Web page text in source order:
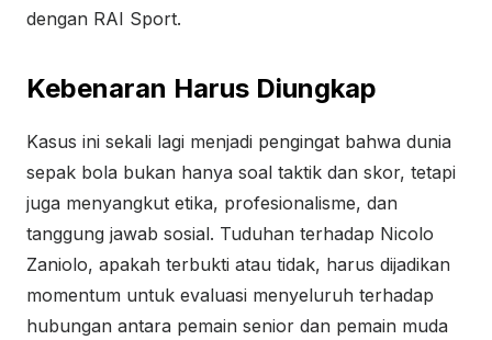
dengan RAI Sport.
Kebenaran Harus Diungkap
Kasus ini sekali lagi menjadi pengingat bahwa dunia
sepak bola bukan hanya soal taktik dan skor, tetapi
juga menyangkut etika, profesionalisme, dan
tanggung jawab sosial. Tuduhan terhadap Nicolo
Zaniolo, apakah terbukti atau tidak, harus dijadikan
momentum untuk evaluasi menyeluruh terhadap
hubungan antara pemain senior dan pemain muda